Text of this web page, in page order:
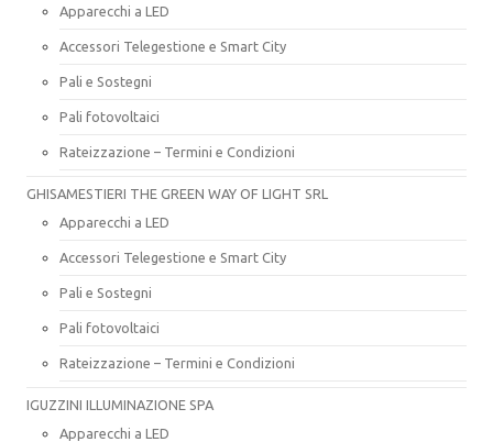
Apparecchi a LED
Accessori Telegestione e Smart City
Pali e Sostegni
Pali fotovoltaici
Rateizzazione – Termini e Condizioni
GHISAMESTIERI THE GREEN WAY OF LIGHT SRL
Apparecchi a LED
Accessori Telegestione e Smart City
Pali e Sostegni
Pali fotovoltaici
Rateizzazione – Termini e Condizioni
IGUZZINI ILLUMINAZIONE SPA
Apparecchi a LED